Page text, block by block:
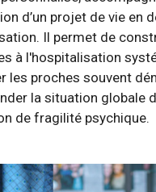
d’un projet de vie en
Il permet de
à l'hospitalisation
les proches souvent
la situation globale
de fragilité psychique.